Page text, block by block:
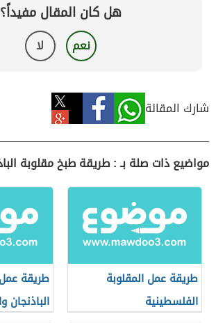
هل كان المقال مفيداً؟
نعم لا
شارك المقالة
مواضيع ذات صلة بـ : طريقة طبخ مقلوبة
طريقة عمل المقلوبة
الفلسطينية
طريقة